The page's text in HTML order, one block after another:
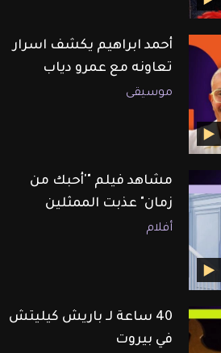
أحمد ابراهيم يكشف اسرار
تعاونه مع عمرو دياب
موسيقى
مشاهد فيلم "'أحبك من
زمان" عذبت الممثلين
أفلام
40 ساعة لـ باريش كيليتش
في بيروت